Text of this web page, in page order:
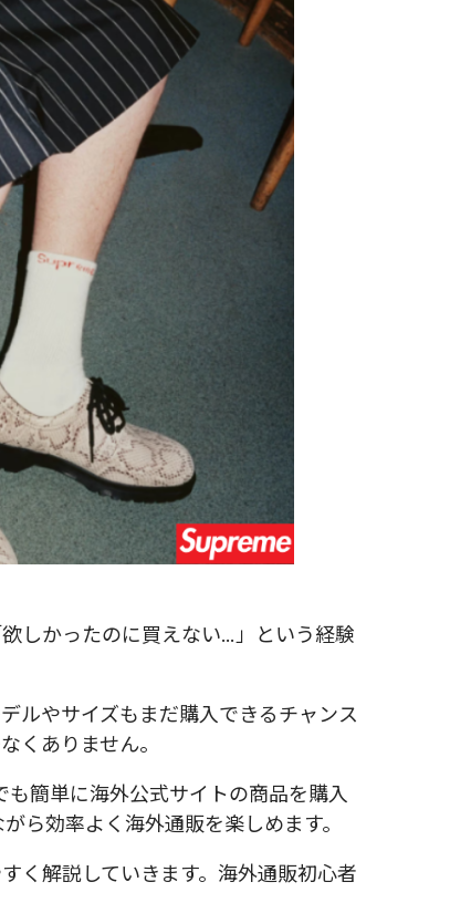
しかったのに買えない…」という経験
ルやサイズもまだ購入できるチャンス
くありません。
も簡単に海外公式サイトの商品を購入
ら効率よく海外通販を楽しめます。
く解説していきます。海外通販初心者